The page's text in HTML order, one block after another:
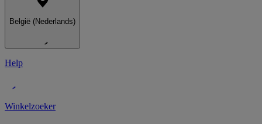
België (Nederlands)
Help
Winkelzoeker